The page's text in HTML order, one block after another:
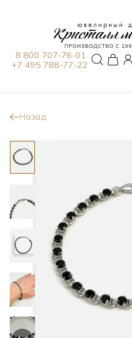
8 800 707-76-01
+7 495 788-77-22
Назад